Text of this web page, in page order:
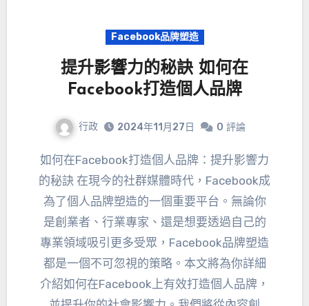
Facebook品牌塑造
提升影響力的秘訣 如何在
Facebook打造個人品牌
行政 2024年11月27日 0 評論
如何在Facebook打造個人品牌：提升影響力
的秘訣 在現今的社群媒體時代，Facebook成
為了個人品牌塑造的一個重要平台。無論你
是創業者、行業專家、還是想要透過自己的
專業領域吸引更多受眾，Facebook品牌塑造
都是一個不可忽視的策略。本文將為你詳細
介紹如何在Facebook上有效打造個人品牌，